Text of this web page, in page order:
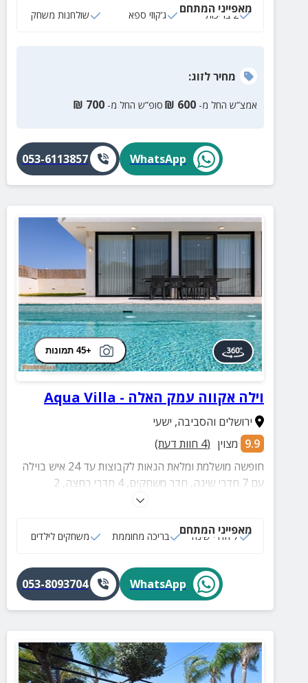
מאפייני המתחם
2 בריכות ג‘קוזי ספא שולחנות משחק
מחירלזוג:
אמצ”ש החל מ- 600
₪ סופ”ש החל מ- 700
₪
WhatsApp
053-6113857
+45 תמונות
וילה אקווה עמק האלה - Aqua Villa
ירושלים והסביבה, ישעי
9.9 מצוין (
4 חוות דעת)
חופשה מושלמת ומלאת הנאות לקבוצות עד 24 איש בוילה
עם 7 חדרי שינה, חדר משחקים, 4 חדרי רחצה, 2
מדשאות גדולות עם בריכה מחוממת ומגודרת, שולחן פינג
מאפייני המתחם
7 חדרי שינה בריכה מחוממת משחקים לילדים
WhatsApp
053-8093704